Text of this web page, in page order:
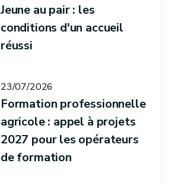
Jeune au pair : les
conditions d'un accueil
réussi
23/07/2026
Formation professionnelle
agricole : appel à projets
2027 pour les opérateurs
de formation